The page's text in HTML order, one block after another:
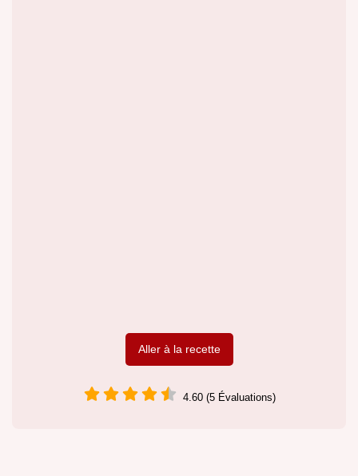
Aller à la recette
4.60 (5 Évaluations)